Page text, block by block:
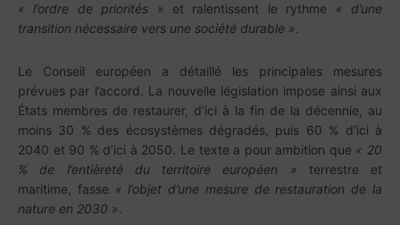
« l’ordre de priorités » et ralentissent le rythme « d’une
transition nécessaire vers une société durable ».
Le Conseil européen a détaillé les principales mesures
prévues par l’accord. La nouvelle législation impose ainsi aux
États membres de restaurer, d’ici à la fin de la décennie, au
moins 30 % des écosystèmes dégradés, puis 60 % d’ici à
2040 et 90 % d’ici à 2050. Le texte a pour ambition que « 20
% de l’entièreté du territoire européen » terrestre et
maritime, fasse « l’objet d’une mesure de restauration de la
nature en 2030 ».